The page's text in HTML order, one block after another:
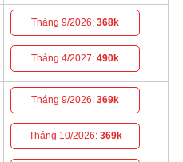
Tháng 9/2026:368k
Tháng 4/2027:490k
Tháng 9/2026:369k
Tháng 10/2026: 369k